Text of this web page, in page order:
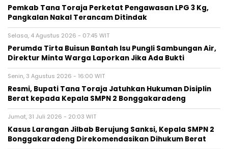
Pemkab Tana Toraja Perketat Pengawasan LPG 3 Kg,
Pangkalan Nakal Terancam Ditindak
Selasa, 4 Agustus 2026 - 07:45 WIT
Perumda Tirta Buisun Bantah Isu Pungli Sambungan Air,
Direktur Minta Warga Laporkan Jika Ada Bukti
Senin, 3 Agustus 2026 - 16:00 WIT
Resmi, Bupati Tana Toraja Jatuhkan Hukuman Disiplin
Berat kepada Kepala SMPN 2 Bonggakaradeng
Jumat, 31 Juli 2026 - 20:03 WIT
Kasus Larangan Jilbab Berujung Sanksi, Kepala SMPN 2
Bonggakaradeng Direkomendasikan Dihukum Berat